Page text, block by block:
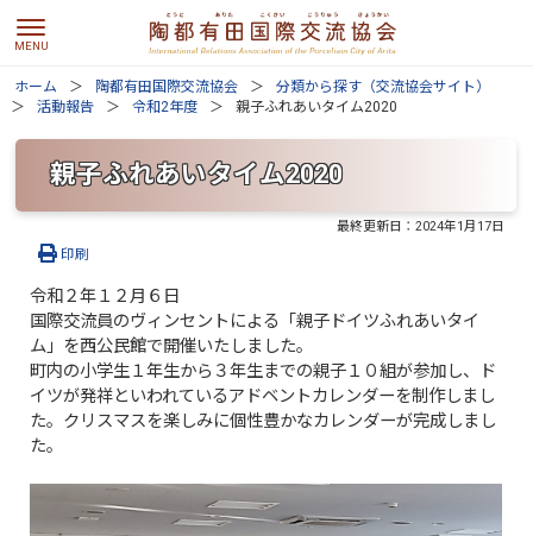
ホーム 陶都有田国際交流協会
分類から探す（交流協会サイト）
活動報告
令和2年度 親子ふれあいタイム2020
親子ふれあいタイム2020
最終更新日：2024年1月17日
印刷
令和２年１２月６日
国際交流員のヴィンセントによる「親子ドイツふれあいタイ
ム」を西公民館で開催いたしました。
町内の小学生１年生から３年生までの親子１０組が参加し、ド
イツが発祥といわれているアドベントカレンダーを制作しまし
た。クリスマスを楽しみに個性豊かなカレンダーが完成しまし
た。